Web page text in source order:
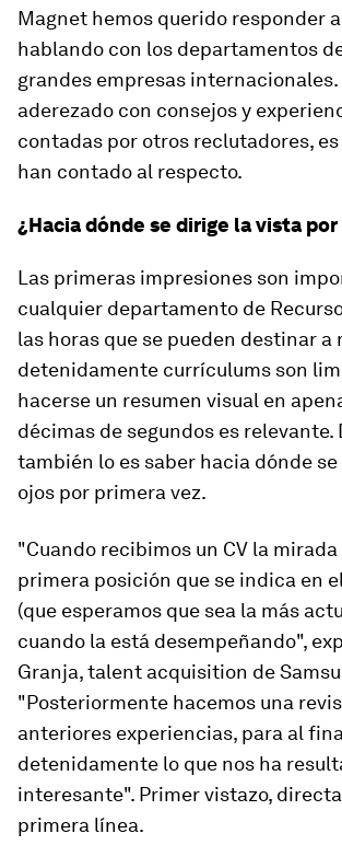
Magnet hemos querido responder
hablando con los departamentos
grandes empresas internacionales.
aderezado con consejos y
contadas por otros reclutadores, es
han contado al respecto.
¿Hacia dónde se dirige la vista
Las primeras impresiones son
cualquier departamento de
las horas que se pueden destinar a
detenidamente currículums son
hacerse un resumen visual en
décimas de segundos es relevante.
también lo es saber hacia dónde
ojos por primera vez.
"Cuando recibimos un CV la
primera posición que se indica en
(que esperamos que sea la más
cuando la está desempeñando",
Granja,talent acquisition de
"Posteriormente hacemos una
anteriores experiencias, para al
detenidamente lo que nos ha
interesante". Primer vistazo,
primera línea.